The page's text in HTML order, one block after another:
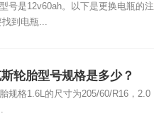
号是12v60ah。以下是更换电瓶的注
到电瓶...
轮胎型号规格是多少？
规格1.6L的尺寸为205/60/R16，2.0